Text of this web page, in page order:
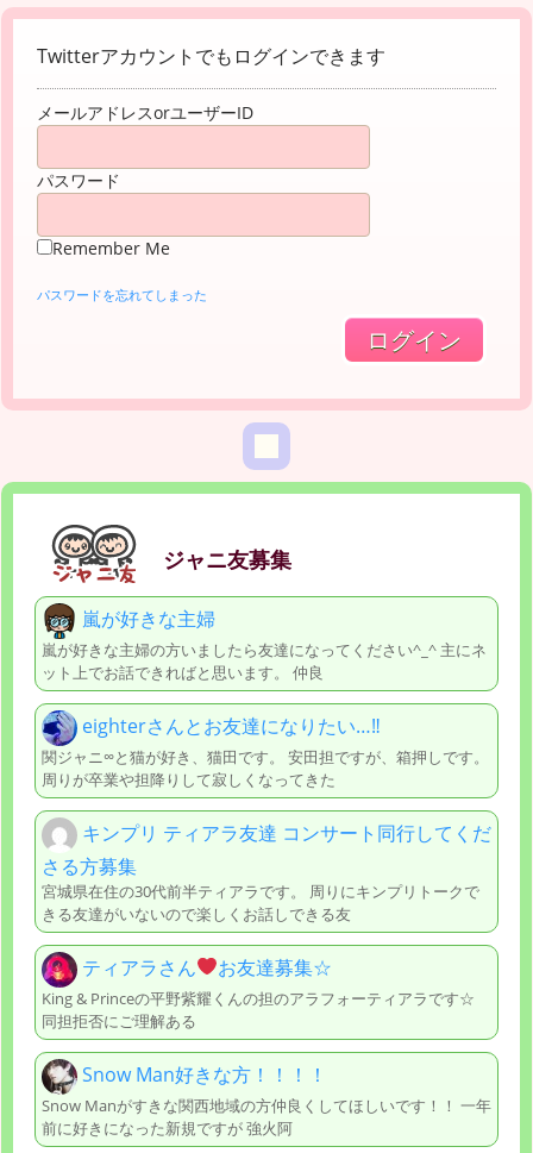
Twitterアカウントでもログインできます
メールアドレスorユーザーID
パスワード
Remember Me
パスワードを忘れてしまった
ジャニ友募集
嵐が好きな主婦
嵐が好きな主婦の方いましたら友達になってください^_^ 主にネ
ット上でお話できればと思います。 仲良
eighterさんとお友達になりたい…‼
関ジャニ∞と猫が好き、猫田です。 安田担ですが、箱押しです。
周りが卒業や担降りして寂しくなってきた
キンプリ ティアラ友達 コンサート同行してくだ
さる方募集
宮城県在住の30代前半ティアラです。 周りにキンプリトークで
きる友達がいないので楽しくお話しできる友
ティアラさん お友達募集☆
King & Princeの平野紫耀くんの担のアラフォーティアラです☆
同担拒否にご理解ある
Snow Man好きな方！！！！
Snow Manがすきな関西地域の方仲良くしてほしいです！！ 一年
前に好きになった新規ですが 強火阿